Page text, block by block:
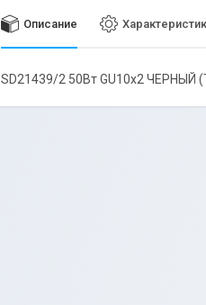
Описание
SD21439/2 50Вт GU10x2 ЧЕРНЫЙ